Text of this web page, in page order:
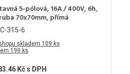
5-pólová, 16A / 400V, 6h,
70x70mm, přímá
315-6
skladem 109 ks
199 ks
Kč s DPH